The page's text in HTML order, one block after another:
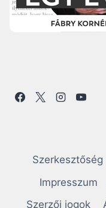
Szerkesztőség
Impresszum
Szerzői jogok